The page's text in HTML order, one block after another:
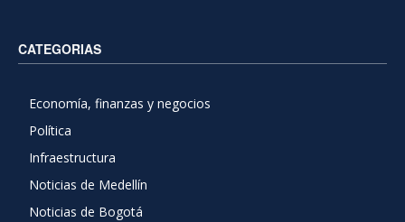
CATEGORIAS
Economía, finanzas y negocios
Política
Infraestructura
Noticias de Medellín
Noticias de Bogotá